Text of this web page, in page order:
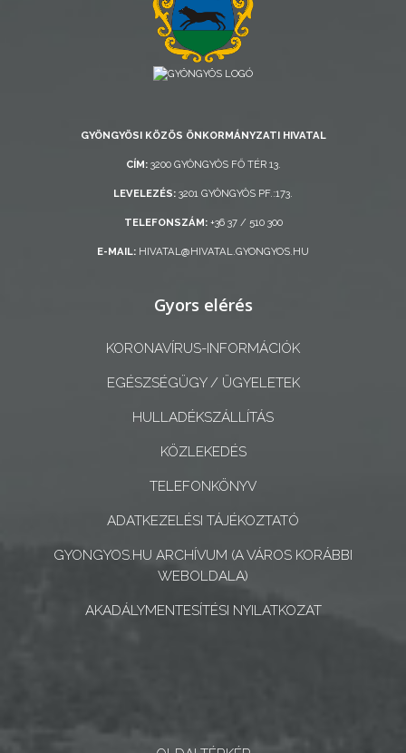
VÁROS
FEJLESZTÉSEK
VÁROSHÁZA
GYÖNGYÖSI KÖZÖS ÖNKORMÁNYZATI HIVATAL
CÍM:3200 GYÖNGYÖS FŐ TÉR 13.
LEVELEZÉS: 3201 GYÖNGYÖS PF.:173.
TELEFONSZÁM:+36 37 / 510 300
E-MAIL: HIVATAL@HIVATAL.GYONGYOS.HU
Gyors elérés
KORONAVÍRUS-INFORMÁCIÓK
EGÉSZSÉGÜGY / ÜGYELETEK
HULLADÉKSZÁLLÍTÁS
KÖZLEKEDÉS
TELEFONKÖNYV
ADATKEZELÉSI TÁJÉKOZTATÓ
GYONGYOS.HU ARCHÍVUM (A VÁROS KORÁBBI
WEBOLDALA)
AKADÁLYMENTESÍTÉSI NYILATKOZAT